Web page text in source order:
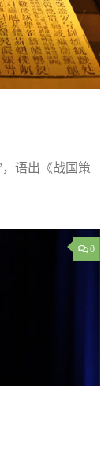
语出《战国策
0